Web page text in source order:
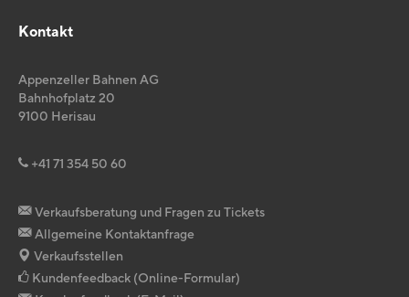
Kontakt
Appenzeller Bahnen AG
Bahnhofplatz 20
9100 Herisau
+41 71 354 50 60
Verkaufsberatung und Fragen zu Tickets
Allgemeine Kontaktanfrage
Verkaufsstellen
Kundenfeedback (Online-Formular)